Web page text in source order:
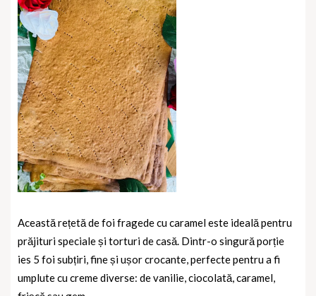
Această rețetă de foi fragede cu caramel este ideală pentru
prăjituri speciale și torturi de casă. Dintr-o singură porție
ies 5 foi subțiri, fine și ușor crocante, perfecte pentru a fi
umplute cu creme diverse: de vanilie, ciocolată, caramel,